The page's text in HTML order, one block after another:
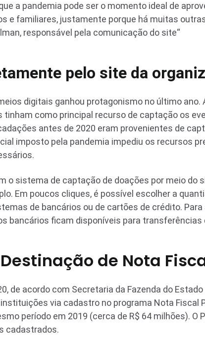
a pandemia pode ser o momento ideal de
e familiares, justamente porque há muitas
responsável pela comunicação do site“
pelo site da
digitais ganhou protagonismo no último ano.
tinham como principal recurso de captação os
antes de 2020 eram provenientes de
imposto pela pandemia impediu os recursos
o sistema de captação de doações por meio do
Em poucos cliques, é possível escolher a
de bancários ou de cartões de crédito. Para
bancários ficam disponíveis para transferências
Destinação de Nota
de acordo com Secretaria da Fazenda do
via cadastro no programa Nota Fiscal
período em 2019 (cerca de R$ 64 milhões). O
cadastrados.